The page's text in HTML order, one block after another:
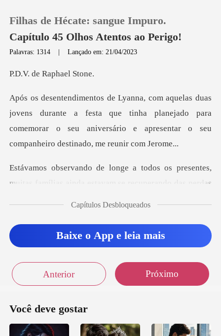
Loja
Histórico
Filhas de Hécate: sangue Impuro.
Capítulo 45 Olhos Atentos ao Perigo!
Palavras: 1314 |Lançado em: 21/04/2023
e Raphae
nte a festa que tinha planejado para
comemorar o seu aniversário
resentes,
muitas famílias ainda estavam se
Capítulos Desbloqueados
Baixe o App e leia mais
Anterior Próximo
Você deve gostar